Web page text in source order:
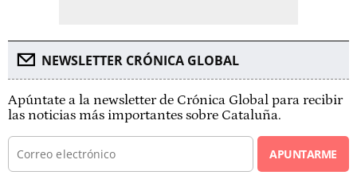
NEWSLETTER CRÓNICA GLOBAL
Apúntate a la newsletter de Crónica Global para recibir
las noticias más importantes sobre Cataluña.
APUNTARME